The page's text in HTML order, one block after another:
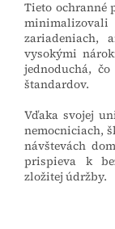
Tieto ochranné
zariadeniach,
vysokými
jednoduchá,
štandardov.
Vďaka svojej
nemocniciach,
návštevách
prispieva k
zložitej údržby.